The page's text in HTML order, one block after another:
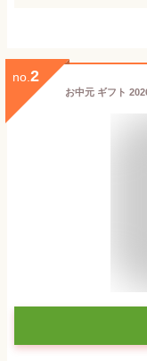
no. 2